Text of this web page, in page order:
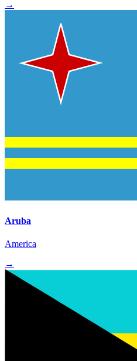
→
Aruba
America
→